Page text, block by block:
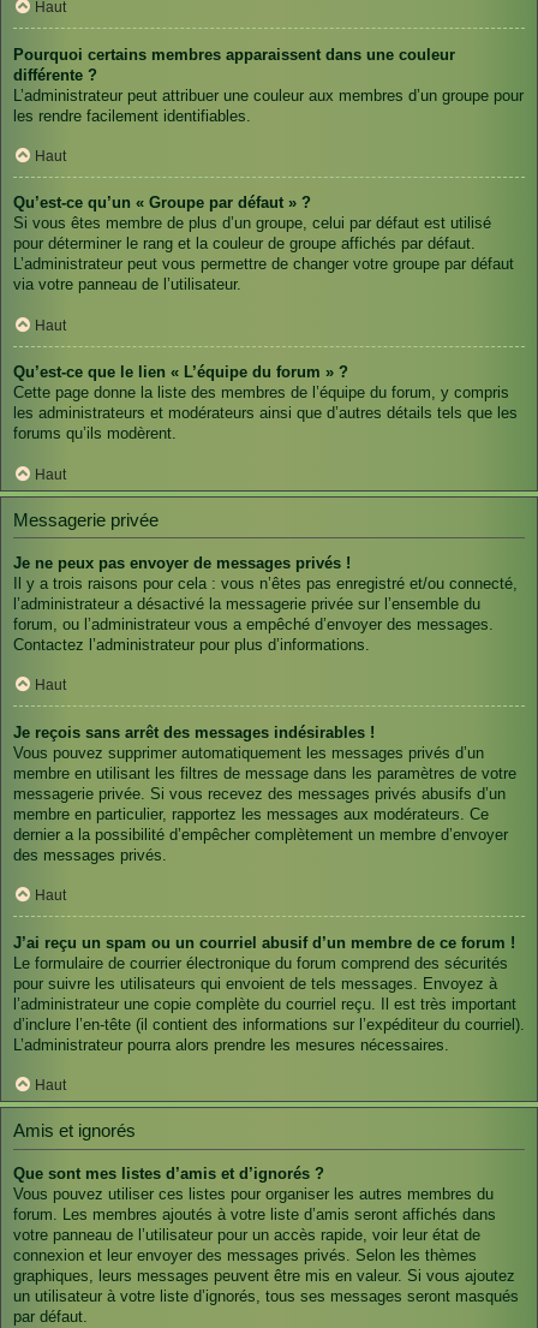
Haut
Pourquoi certains membres apparaissent dans une couleur
différente ?
L’administrateur peut attribuer une couleur aux membres d’un groupe pour
les rendre facilement identifiables.
Haut
Qu’est-ce qu’un « Groupe par défaut » ?
Si vous êtes membre de plus d’un groupe, celui par défaut est utilisé
pour déterminer le rang et la couleur de groupe affichés par défaut.
L’administrateur peut vous permettre de changer votre groupe par défaut
via votre panneau de l’utilisateur.
Haut
Qu’est-ce que le lien « L’équipe du forum » ?
Cette page donne la liste des membres de l’équipe du forum, y compris
les administrateurs et modérateurs ainsi que d’autres détails tels que les
forums qu’ils modèrent.
Haut
Messagerie privée
Je ne peux pas envoyer de messages privés !
Il y a trois raisons pour cela : vous n’êtes pas enregistré et/ou connecté,
l’administrateur a désactivé la messagerie privée sur l’ensemble du
forum, ou l’administrateur vous a empêché d’envoyer des messages.
Contactez l’administrateur pour plus d’informations.
Haut
Je reçois sans arrêt des messages indésirables !
Vous pouvez supprimer automatiquement les messages privés d’un
membre en utilisant les filtres de message dans les paramètres de votre
messagerie privée. Si vous recevez des messages privés abusifs d’un
membre en particulier, rapportez les messages aux modérateurs. Ce
dernier a la possibilité d’empêcher complètement un membre d’envoyer
des messages privés.
Haut
J’ai reçu un spam ou un courriel abusif d’un membre de ce forum !
Le formulaire de courrier électronique du forum comprend des sécurités
pour suivre les utilisateurs qui envoient de tels messages. Envoyez à
l’administrateur une copie complète du courriel reçu. Il est très important
d’inclure l’en-tête (il contient des informations sur l’expéditeur du courriel).
L’administrateur pourra alors prendre les mesures nécessaires.
Haut
Amis et ignorés
Que sont mes listes d’amis et d’ignorés ?
Vous pouvez utiliser ces listes pour organiser les autres membres du
forum. Les membres ajoutés à votre liste d’amis seront affichés dans
votre panneau de l’utilisateur pour un accès rapide, voir leur état de
connexion et leur envoyer des messages privés. Selon les thèmes
graphiques, leurs messages peuvent être mis en valeur. Si vous ajoutez
un utilisateur à votre liste d’ignorés, tous ses messages seront masqués
par défaut.